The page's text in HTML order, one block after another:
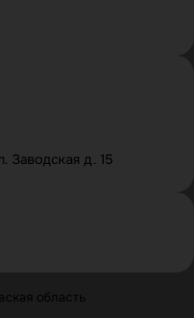
Заводская д. 15
область